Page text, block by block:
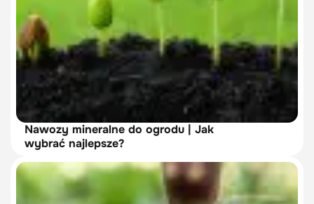
Nawozy mineralne do ogrodu | Jak
wybrać najlepsze?